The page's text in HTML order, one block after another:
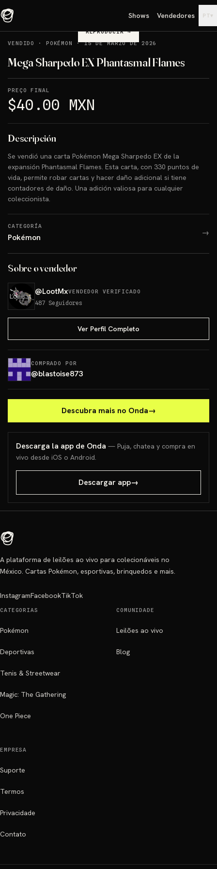
Shows Vendedores PT▾
REPRODUCIR→
VENDIDO
· POKÉMON ·15 DE MARZO DE 2026
Mega Sharpedo EX Phantasmal Flames
PREÇO FINAL
$40.00 MXN
Descripción
Se vendió una carta Pokémon Mega Sharpedo EX de la
expansión Phantasmal Flames. Esta carta, con 330 puntos de
vida, permite robar cartas y hacer daño adicional si tiene
contadores de daño. Una adición valiosa para cualquier
coleccionista.
CATEGORÍA
Pokémon →
Sobre o vendedor
@LootMxVENDEDOR VERIFICADO
487 Seguidores
Ver Perfil Completo
COMPRADO POR
@blastoise873
Descubra mais no Onda→
Descarga la app de Onda — Puja, chatea y compra en
vivo desde iOS o Android.
Descargar app→
A plataforma de leilões ao vivo para colecionáveis no
México. Cartas Pokémon, esportivas, brinquedos e mais.
InstagramFacebookTikTok
CATEGORIAS
Pokémon
Deportivas
Tenis & Streetwear
Magic: The Gathering
One Piece
COMUNIDADE
Leilões ao vivo
Blog
EMPRESA
Suporte
Termos
Privacidade
Contato